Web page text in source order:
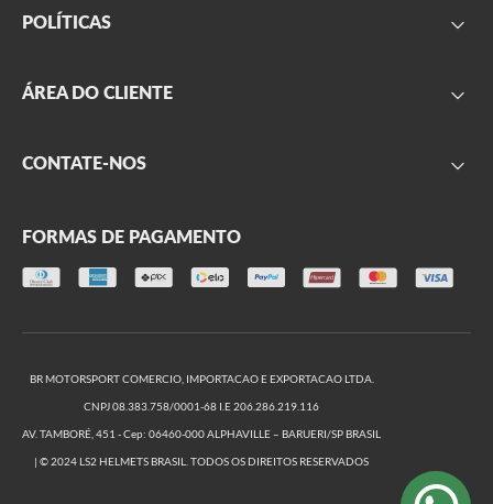
Sobre nós
Onde encontrar
POLÍTICAS
Garantia
Privacidade
Trocas e Devoluções
ÁREA DO CLIENTE
Meus pedidos
CONTATE-NOS
(11) 2666-2999
(11) 2666-2974
FORMAS DE PAGAMENTO
BR MOTORSPORT COMERCIO, IMPORTACAO E EXPORTACAO LTDA.
CNPJ 08.383.758/0001-68 I.E 206.286.219.116
AV. TAMBORÉ, 451 - Cep: 06460-000 ALPHAVILLE – BARUERI/SP BRASIL
| © 2024 LS2 HELMETS BRASIL. TODOS OS DIREITOS RESERVADOS